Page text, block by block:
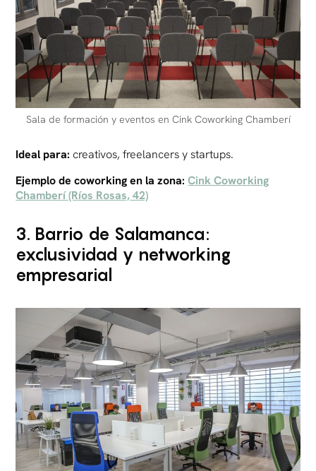
Sala de formación y eventos en Cink Coworking Chamberí
Ideal para: creativos, freelancers y startups.
Ejemplo de coworking en la zona: Cink Coworking
Chamberí (Ríos Rosas, 42)
3. Barrio de Salamanca:
exclusividad y networking
empresarial